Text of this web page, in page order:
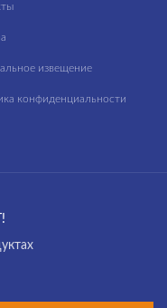
извещение
конфиденциальности